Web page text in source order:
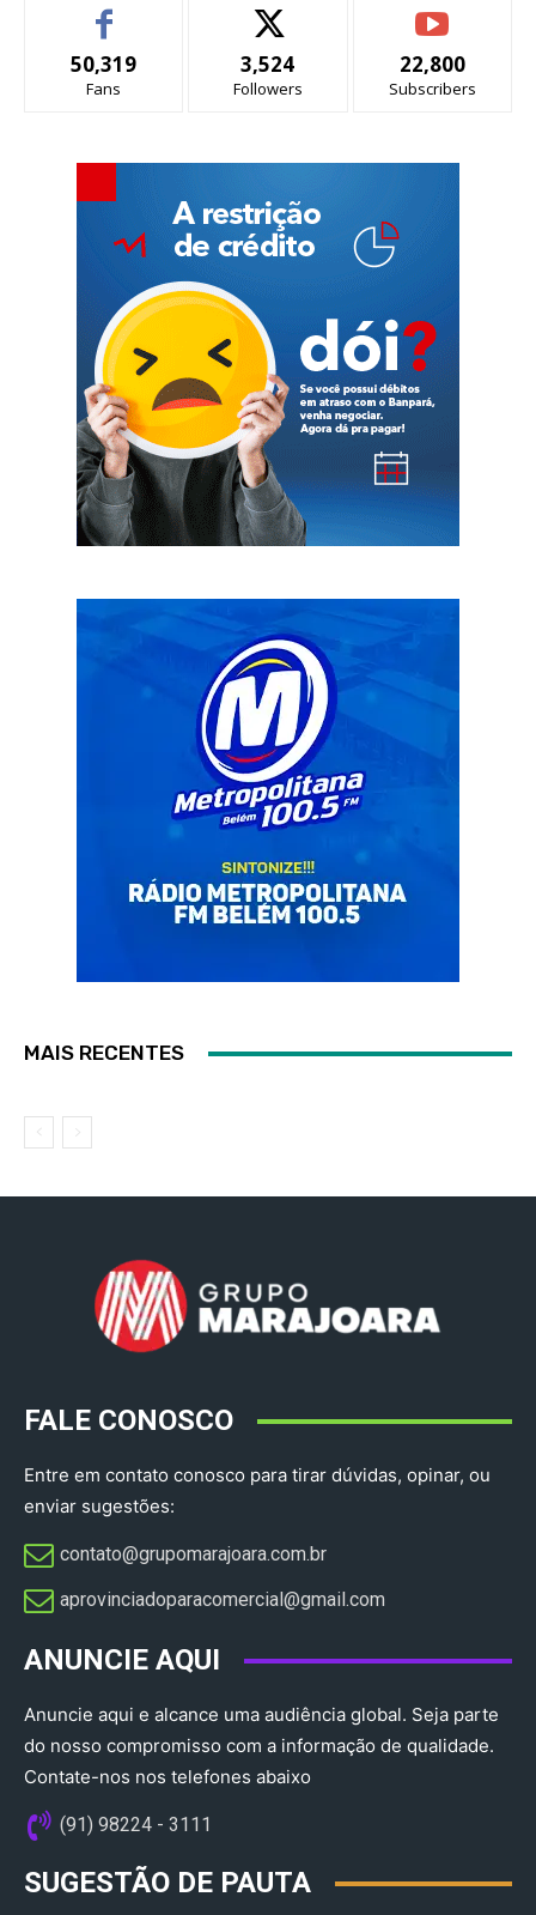
50,319
Fans
3,524
Followers
22,800
Subscribers
MAIS RECENTES
FALE CONOSCO
Entre em contato conosco para tirar dúvidas, opinar, ou
enviar sugestões:
contato@grupomarajoara.com.br
aprovinciadoparacomercial@gmail.com​
ANUNCIE AQUI
Anuncie aqui e alcance uma audiência global. Seja parte
do nosso compromisso com a informação de qualidade.
Contate-nos nos telefones abaixo
(91) 98224 - 3111
SUGESTÃO DE PAUTA